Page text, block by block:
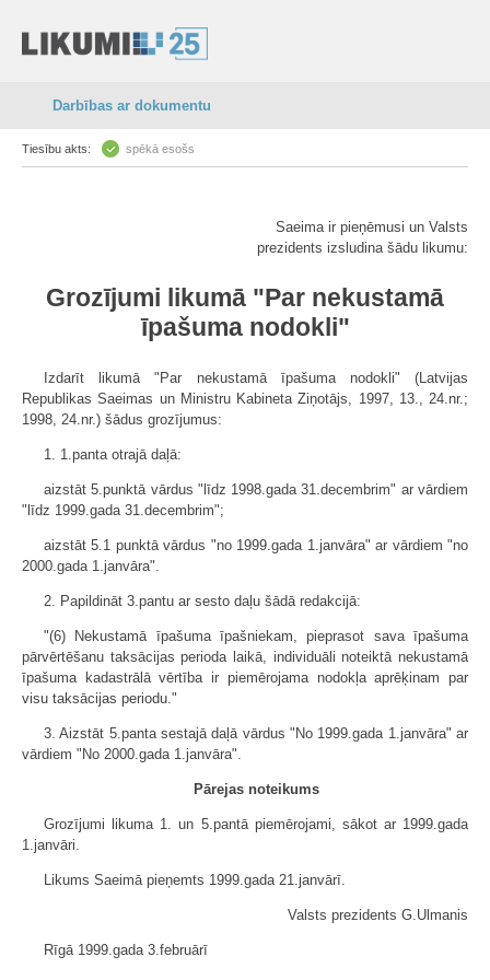
Darbības ar dokumentu
Tiesību akts: spēkā esošs
Saeima ir pieņēmusi un Valsts
prezidents izsludina šādu likumu:
Grozījumi likumā "Par nekustamā
īpašuma nodokli"
Izdarīt likumā "Par nekustamā īpašuma nodokli" (Latvijas
Republikas Saeimas un Ministru Kabineta Ziņotājs, 1997, 13., 24.nr.;
1998, 24.nr.) šādus grozījumus:
1. 1.panta otrajā daļā:
aizstāt 5.punktā vārdus "līdz 1998.gada 31.decembrim" ar vārdiem
"līdz 1999.gada 31.decembrim";
aizstāt 5.1 punktā vārdus "no 1999.gada 1.janvāra" ar vārdiem "no
2000.gada 1.janvāra".
2. Papildināt 3.pantu ar sesto daļu šādā redakcijā:
"(6) Nekustamā īpašuma īpašniekam, pieprasot sava īpašuma
pārvērtēšanu taksācijas perioda laikā, individuāli noteiktā nekustamā
īpašuma kadastrālā vērtība ir piemērojama nodokļa aprēķinam par
visu taksācijas periodu."
3. Aizstāt 5.panta sestajā daļā vārdus "No 1999.gada 1.janvāra" ar
vārdiem "No 2000.gada 1.janvāra".
Pārejas noteikums
Grozījumi likuma 1. un 5.pantā piemērojami, sākot ar 1999.gada
1.janvāri.
Likums Saeimā pieņemts 1999.gada 21.janvārī.
Valsts prezidents G.Ulmanis
Rīgā 1999.gada 3.februārī